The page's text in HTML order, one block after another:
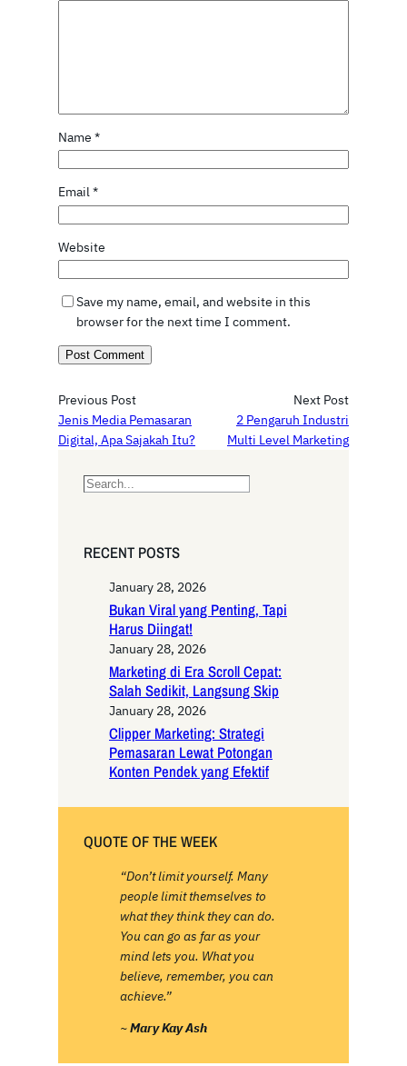
Name *
Email*
Website
Save my name, email, and website in this
browser for the next time I comment.
Previous Post
Jenis Media Pemasaran
Digital, Apa Sajakah Itu?
Next Post
2 Pengaruh Industri
Multi Level Marketing
S
rRECENT POSTS
January 28, 2026
Bukan Viral yang Penting, Tapi
Harus Diingat!
January 28, 2026
Marketing di Era Scroll Cepat:
Salah Sedikit, Langsung Skip
January 28, 2026
Clipper Marketing: Strategi
Pemasaran Lewat Potongan
Konten Pendek yang Efektif
QUOTE OF THE WEEK
“Don’t limit yourself. Many
people limit themselves to
what they think they can do.
You can go as far as your
mind lets you. What you
believe, remember, you can
achieve.”
~Mary Kay Ash